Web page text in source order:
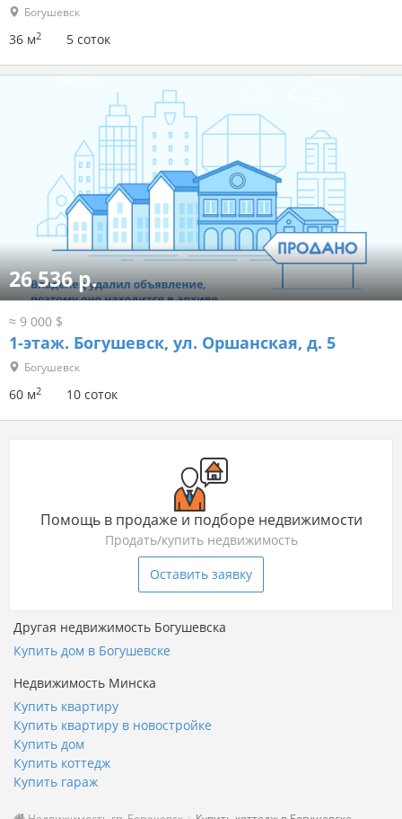
Богушевск
36 м2 5 соток
26 536 р.
≈ 9 000 $
1-этаж. Богушевск, ул. Оршанская, д. 5
Богушевск
60 м2 10 соток
Помощь в продаже и подборе недвижимости
Продать/купить недвижимость
Оставить заявку
Другая недвижимость Богушевска
Купить дом в Богушевске
Недвижимость Минска
Купить квартиру
Купить квартиру в новостройке
Купить дом
Купить коттедж
Купить гараж